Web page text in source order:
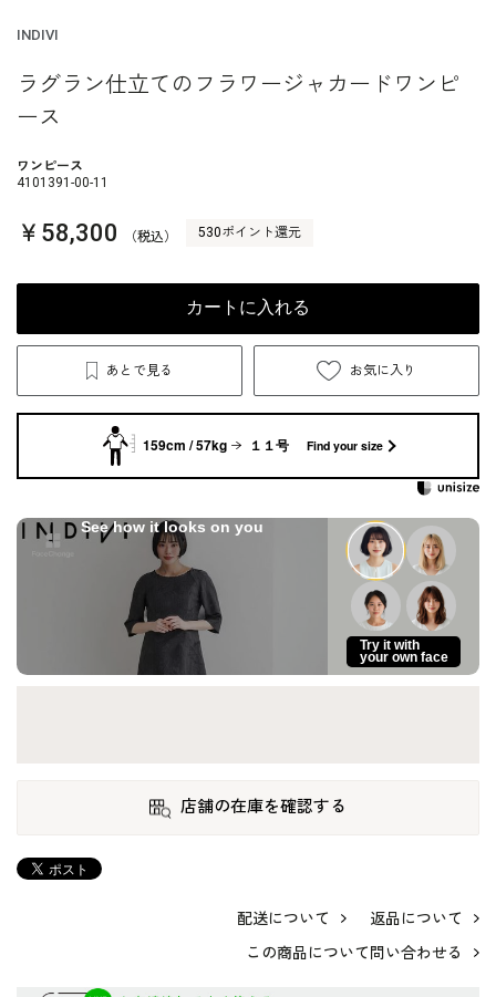
INDIVI
ラグラン仕立てのフラワージャカードワンピ
ース
ワンピース
4101391-00-11
￥58,300 （税込） 530ポイント還元
カートに入れる
あとで見る お気に入り
159cm / 57kg １１号 Find your size
See how it looks on you
Try it with
your own face
店舗の在庫を確認する
配送について
返品について
この商品について問い合わせる